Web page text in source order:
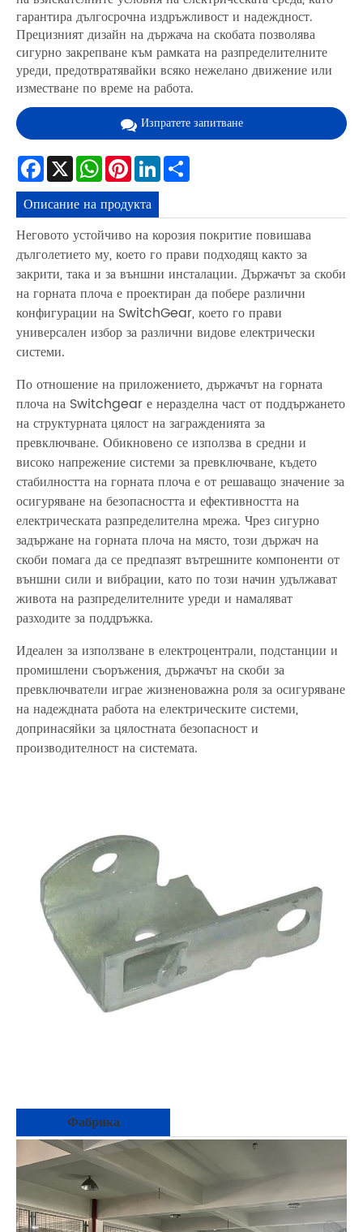
гарантира дългосрочна издръжливост и надеждност.
Прецизният дизайн на държача на скобата позволява
сигурно закрепване към рамката на разпределителните
уреди, предотвратявайки всяко нежелано движение или
изместване по време на работа.
Изпратете запитване
Facebook
X WhatsApp
Pinterest
LinkedIn
Описание на продукта
Неговото устойчиво на корозия покритие повишава
дълголетието му, което го прави подходящ както за
закрити, така и за външни инсталации. Държачът за скоби
на горната плоча е проектиран да побере различни
конфигурации на SwitchGear, което го прави
универсален избор за различни видове електрически
системи.
По отношение на приложението, държачът на горната
плоча на Switchgear е неразделна част от поддържането
на структурната цялост на загражденията за
превключване. Обикновено се използва в средни и
високо напрежение системи за превключване, където
стабилността на горната плоча е от решаващо значение за
осигуряване на безопасността и ефективността на
електрическата разпределителна мрежа. Чрез сигурно
задържане на горната плоча на място, този държач на
скоби помага да се предпазят вътрешните компоненти от
външни сили и вибрации, като по този начин удължават
живота на разпределителните уреди и намаляват
разходите за поддръжка.
Идеален за използване в електроцентрали, подстанции и
промишлени съоръжения, държачът на скоби за
превключватели играе жизненоважна роля за осигуряване
на надеждната работа на електрическите системи,
допринасяйки за цялостната безопасност и
производителност на системата.
Фабрика